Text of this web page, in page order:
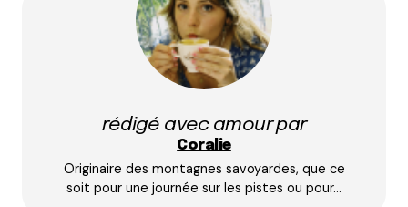
E-mail*
Prévenez-moi de tous les nouveaux commentaires
rédigé avec amour par
Coralie
Originaire des montagnes savoyardes, que ce
soit pour une journée sur les pistes ou pour…